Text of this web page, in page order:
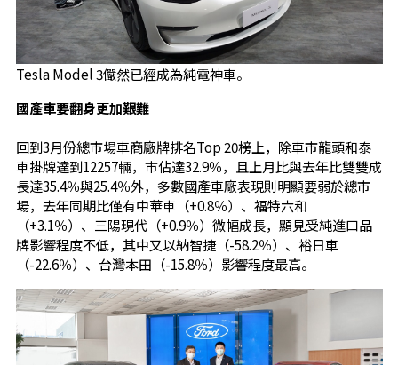
Tesla Model 3儼然已經成為純電神車。
國產車要翻身更加艱難
回到3月份總市場車商廠牌排名Top 20榜上，除車市龍頭和泰
車掛牌達到12257輛，市佔達32.9％，且上月比與去年比雙雙成
長達35.4％與25.4％外，多數國產車廠表現則明顯要弱於總市
場，去年同期比僅有中華車（+0.8％）、福特六和
（+3.1％）、三陽現代（+0.9％）微幅成長，顯見受純進口品
牌影響程度不低，其中又以納智捷（-58.2％）、裕日車
（-22.6％）、台灣本田（-15.8％）影響程度最高。